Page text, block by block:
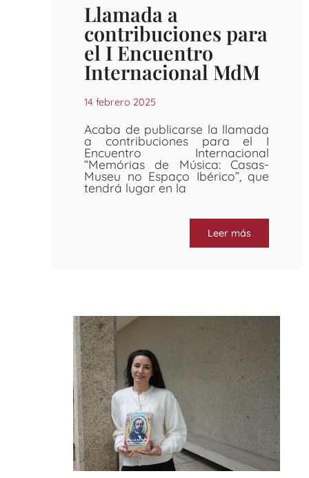
Llamada a
contribuciones para
el I Encuentro
Internacional MdM
14 febrero 2025
Acaba de publicarse la llamada
a contribuciones para el I
Encuentro Internacional
“Memórias de Música: Casas-
Museu no Espaço Ibérico”, que
tendrá lugar en la
Leer más